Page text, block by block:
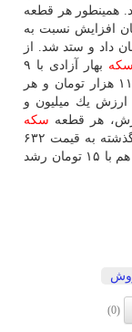
همینطور هر قطعه
قدیم با ۶۹ هزار تومان افزایش نسبت به
۴ میلیون و ۵۵ هزار تومان داد و ستد شد. از
سكه
بهار آزادی با ۹
هزار تومان رشد در مدت مشابه ۲ میلیون و ۱۱۳ هزار تومان و هر
ارزش یك میلیون و
سكه
گرمی با ۱۰ هزار تومان افزایش نسبت به روز گذشته به قیمت ۶۳۲
هزار تومان معامله شد و هر گرم طلای ۱۸ عیار هم با ۱۵ تومان رشد
(0)